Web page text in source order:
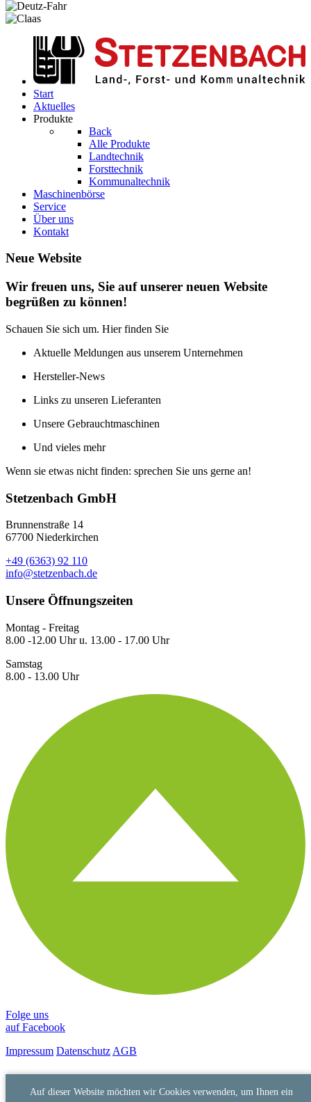
Start
Aktuelles
Produkte
Back
Alle Produkte
Landtechnik
Forsttechnik
Kommunaltechnik
Maschinenbörse
Service
Über uns
Kontakt
Neue Website
Wir freuen uns, Sie auf unserer neuen Website
begrüßen zu können!
Schauen Sie sich um. Hier finden Sie
Aktuelle Meldungen aus unserem Unternehmen
Hersteller-News
Links zu unseren Lieferanten
Unsere Gebrauchtmaschinen
Und vieles mehr
Wenn sie etwas nicht finden: sprechen Sie uns gerne an!
Stetzenbach GmbH
Brunnenstraße 14
67700 Niederkirchen
+49 (6363) 92 110
info@stetzenbach.de
Unsere Öffnungszeiten
Montag - Freitag
8.00 -12.00 Uhr u. 13.00 - 17.00 Uhr
Samstag
8.00 - 13.00 Uhr
Folge uns
auf Facebook
Impressum Datenschutz AGB
Auf dieser Website möchten wir Cookies verwenden, um Ihnen ein